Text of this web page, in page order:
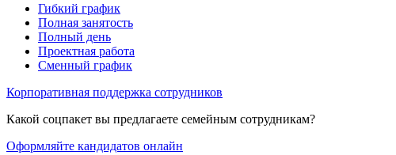
Гибкий график
Полная занятость
Полный день
Проектная работа
Сменный график
Корпоративная поддержка сотрудников
Какой соцпакет вы предлагаете семейным сотрудникам?
Оформляйте кандидатов онлайн